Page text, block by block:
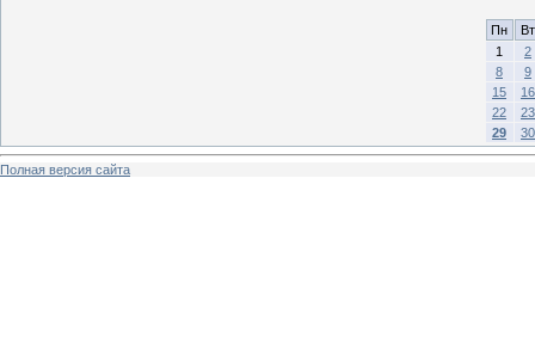
Пн
Вт
1
2
8
9
15
16
22
23
29
30
Полная версия сайта